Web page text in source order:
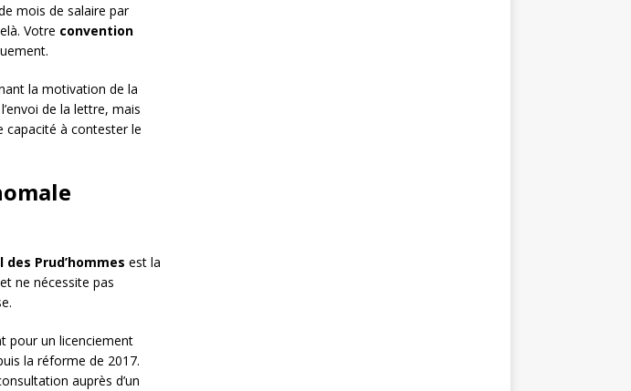
mois de salaire par
Votre convention
la motivation de la
de la lettre, mais
capacité à contester le
des Prud’hommes est la
ne nécessite pas
pour un licenciement
la réforme de 2017.
auprès d’un